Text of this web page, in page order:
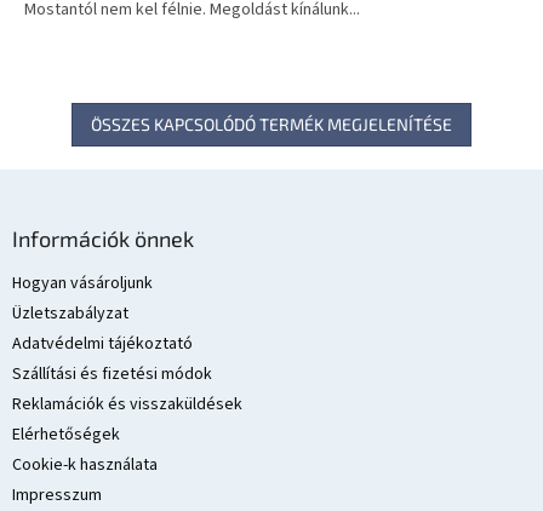
Mostantól nem kel félnie. Megoldást kínálunk...
ÖSSZES KAPCSOLÓDÓ TERMÉK MEGJELENÍTÉSE
Információk önnek
Hogyan vásároljunk
Üzletszabályzat
Adatvédelmi tájékoztató
Szállítási és fizetési módok
Reklamációk és visszaküldések
Elérhetőségek
Cookie-k használata
Impresszum